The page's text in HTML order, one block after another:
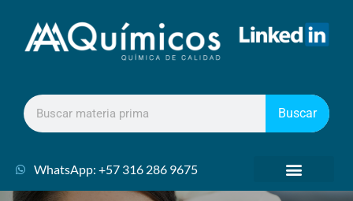
Buscar
WhatsApp: +57 316 286 9675